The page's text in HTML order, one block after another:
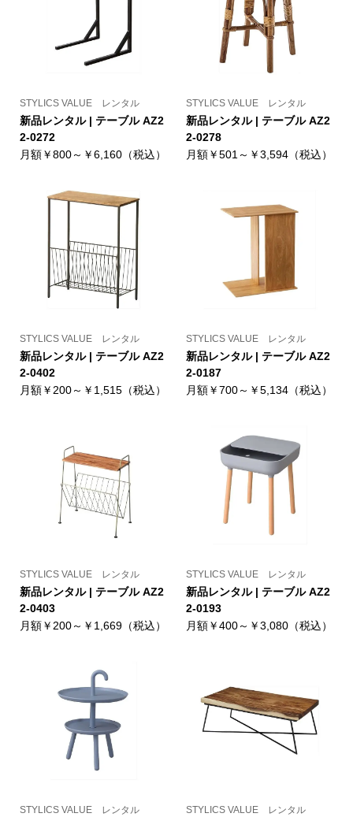
STYLICS VALUE レンタル
新品レンタル | テーブル AZ2
2-0272
月額￥800～￥6,160（税込）
STYLICS VALUE レンタル
新品レンタル | テーブル AZ2
2-0278
月額￥501～￥3,594（税込）
STYLICS VALUE レンタル
新品レンタル | テーブル AZ2
2-0402
月額￥200～￥1,515（税込）
STYLICS VALUE レンタル
新品レンタル | テーブル AZ2
2-0187
月額￥700～￥5,134（税込）
STYLICS VALUE レンタル
新品レンタル | テーブル AZ2
2-0403
月額￥200～￥1,669（税込）
STYLICS VALUE レンタル
新品レンタル | テーブル AZ2
2-0193
月額￥400～￥3,080（税込）
STYLICS VALUE レンタル STYLICS VALUE レンタル